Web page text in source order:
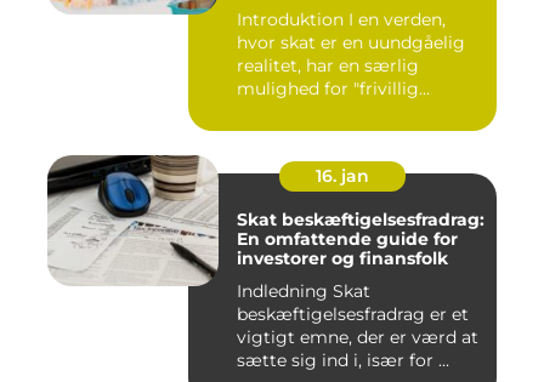
Introduktion I en verden,
hvor skat er en uundgåelig
realitet, har en særlig
mulighed for "frivillig...
16. jan
Skat beskæftigelsesfradrag:
En omfattende guide for
investorer og finansfolk
Indledning Skat
beskæftigelsesfradrag er et
vigtigt emne, der er værd at
sætte sig ind i, især for ...